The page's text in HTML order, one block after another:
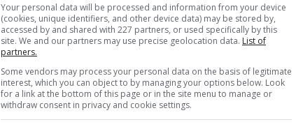
Your personal data will be processed and information from your device
(cookies, unique identifiers, and other device data) may be stored by,
accessed by and shared with 227 partners, or used specifically by this
site. We and our partners may use precise geolocation data. List of
partners.
Some vendors may process your personal data on the basis of legitimate
interest, which you can object to by managing your options below. Look
for a link at the bottom of this page or in the site menu to manage or
withdraw consent in privacy and cookie settings.